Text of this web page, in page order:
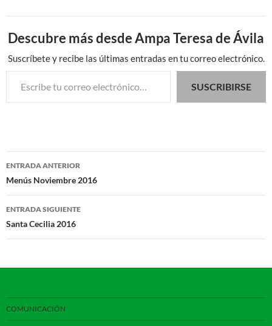
Descubre más desde Ampa Teresa de Ávila
Suscríbete y recibe las últimas entradas en tu correo electrónico.
Escribe tu correo electrónico…
SUSCRIBIRSE
Navegación
de
entradas
ENTRADA ANTERIOR
Menús Noviembre 2016
ENTRADA SIGUIENTE
Santa Cecilia 2016
COMUNICACIÓN